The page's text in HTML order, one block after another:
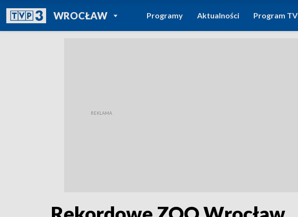
WROCŁAWPOWRÓT DO
TVP REGIONY
Programy Aktualności Program TV